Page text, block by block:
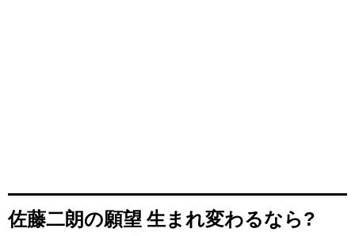
佐藤二朗の願望 生まれ変わるなら?